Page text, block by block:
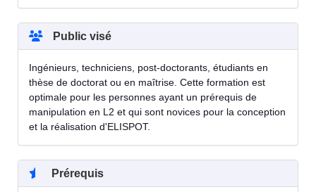
Public visé
Ingénieurs, techniciens, post-doctorants, étudiants en
thèse de doctorat ou en maîtrise. Cette formation est
optimale pour les personnes ayant un prérequis de
manipulation en L2 et qui sont novices pour la conception
et la réalisation d'ELISPOT.
Prérequis